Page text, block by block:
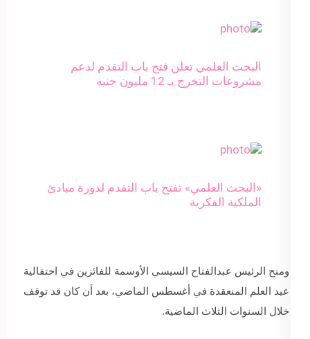
البحث العلمي تعلن فتح باب التقدم لدعم
مشروعات التخرج بـ 12 مليون جنيه
«البحث العلمي» تفتح باب التقدم لدورة مبادئ
الملكیة الفكریة
ومنح الرئيس عبدالفتاح السيسي الأوسمة للفائزين في احتفالية
عيد العلم المنعقدة في أغسطس الماضي، بعد أن كان قد توقف
خلال السنوات الثلاث الماضية.